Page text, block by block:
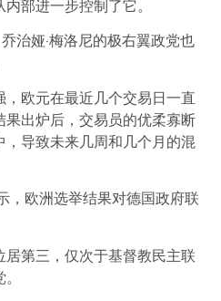
部进一步控制了它。
治娅·梅洛尼的极右翼政党也
欧元在最近几个交易日一直
出炉后，交易员的优柔寡断
导致未来几周和几个月的混
，欧洲选举结果对德国政府联
第三，仅次于基督教民主联